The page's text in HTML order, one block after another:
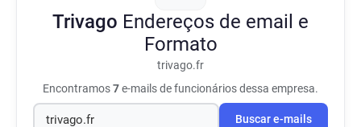
Trivago Endereços de email e
Formato
trivago.fr
Encontramos7e-mails de funcionários dessa empresa.
Buscar e-mails